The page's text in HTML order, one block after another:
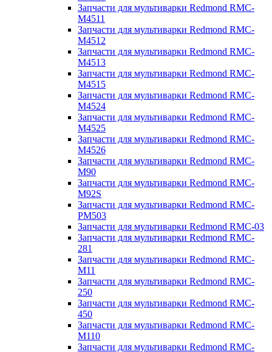
Запчасти для мультиварки Redmond RMC-
M4511
Запчасти для мультиварки Redmond RMC-
M4512
Запчасти для мультиварки Redmond RMC-
M4513
Запчасти для мультиварки Redmond RMC-
M4515
Запчасти для мультиварки Redmond RMC-
M4524
Запчасти для мультиварки Redmond RMC-
M4525
Запчасти для мультиварки Redmond RMC-
M4526
Запчасти для мультиварки Redmond RMC-
M90
Запчасти для мультиварки Redmond RMC-
M92S
Запчасти для мультиварки Redmond RMC-
PM503
Запчасти для мультиварки Redmond RMC-03
Запчасти для мультиварки Redmond RMC-
281
Запчасти для мультиварки Redmond RMC-
M11
Запчасти для мультиварки Redmond RMC-
250
Запчасти для мультиварки Redmond RMC-
450
Запчасти для мультиварки Redmond RMC-
M110
Запчасти для мультиварки Redmond RMC-